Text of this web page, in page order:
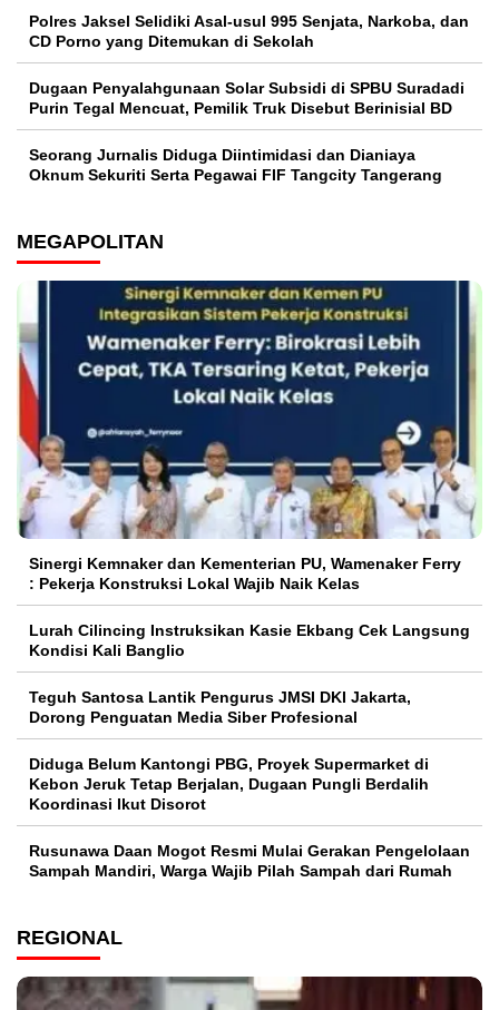
Polres Jaksel Selidiki Asal-usul 995 Senjata, Narkoba, dan
CD Porno yang Ditemukan di Sekolah
‎Dugaan Penyalahgunaan Solar Subsidi di SPBU Suradadi
Purin Tegal Mencuat, Pemilik Truk Disebut Berinisial BD
Seorang Jurnalis Diduga Diintimidasi dan Dianiaya
Oknum Sekuriti Serta Pegawai FIF Tangcity Tangerang
MEGAPOLITAN
Sinergi Kemnaker dan Kementerian PU, Wamenaker Ferry
: Pekerja Konstruksi Lokal Wajib Naik Kelas
Lurah Cilincing Instruksikan Kasie Ekbang Cek Langsung
Kondisi Kali Banglio
Teguh Santosa Lantik Pengurus JMSI DKI Jakarta,
Dorong Penguatan Media Siber Profesional
Diduga Belum Kantongi PBG, Proyek Supermarket di
Kebon Jeruk Tetap Berjalan, Dugaan Pungli Berdalih
Koordinasi Ikut Disorot
Rusunawa Daan Mogot Resmi Mulai Gerakan Pengelolaan
Sampah Mandiri, Warga Wajib Pilah Sampah dari Rumah
REGIONAL